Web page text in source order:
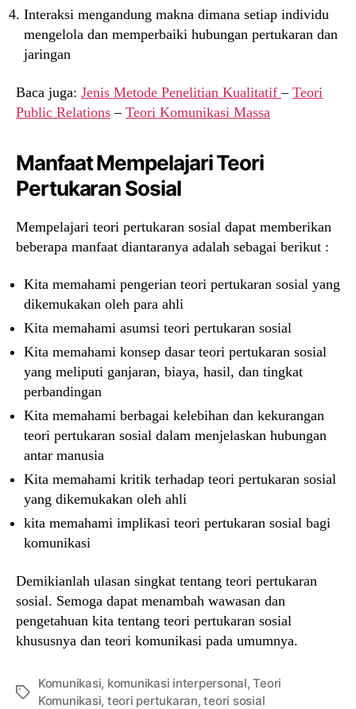
Interaksi mengandung makna dimana setiap individu
mengelola dan memperbaiki hubungan pertukaran dan
jaringan
Baca juga: Jenis Metode Penelitian Kualitatif– Teori
Public Relations – Teori Komunikasi Massa
Manfaat Mempelajari Teori
Pertukaran Sosial
Mempelajari teori pertukaran sosial dapat memberikan
beberapa manfaat diantaranya adalah sebagai berikut :
Kita memahami pengerian teori pertukaran sosial yang
dikemukakan oleh para ahli
Kita memahami asumsi teori pertukaran sosial
Kita memahami konsep dasar teori pertukaran sosial
yang meliputi ganjaran, biaya, hasil, dan tingkat
perbandingan
Kita memahami berbagai kelebihan dan kekurangan
teori pertukaran sosial dalam menjelaskan hubungan
antar manusia
Kita memahami kritik terhadap teori pertukaran sosial
yang dikemukakan oleh ahli
kita memahami implikasi teori pertukaran sosial bagi
komunikasi
Demikianlah ulasan singkat tentang teori pertukaran
sosial. Semoga dapat menambah wawasan dan
pengetahuan kita tentang teori pertukaran sosial
khususnya dan teori komunikasi pada umumnya.
Tags
Komunikasi, komunikasi interpersonal,Teori
Komunikasi, teori pertukaran,teori sosial